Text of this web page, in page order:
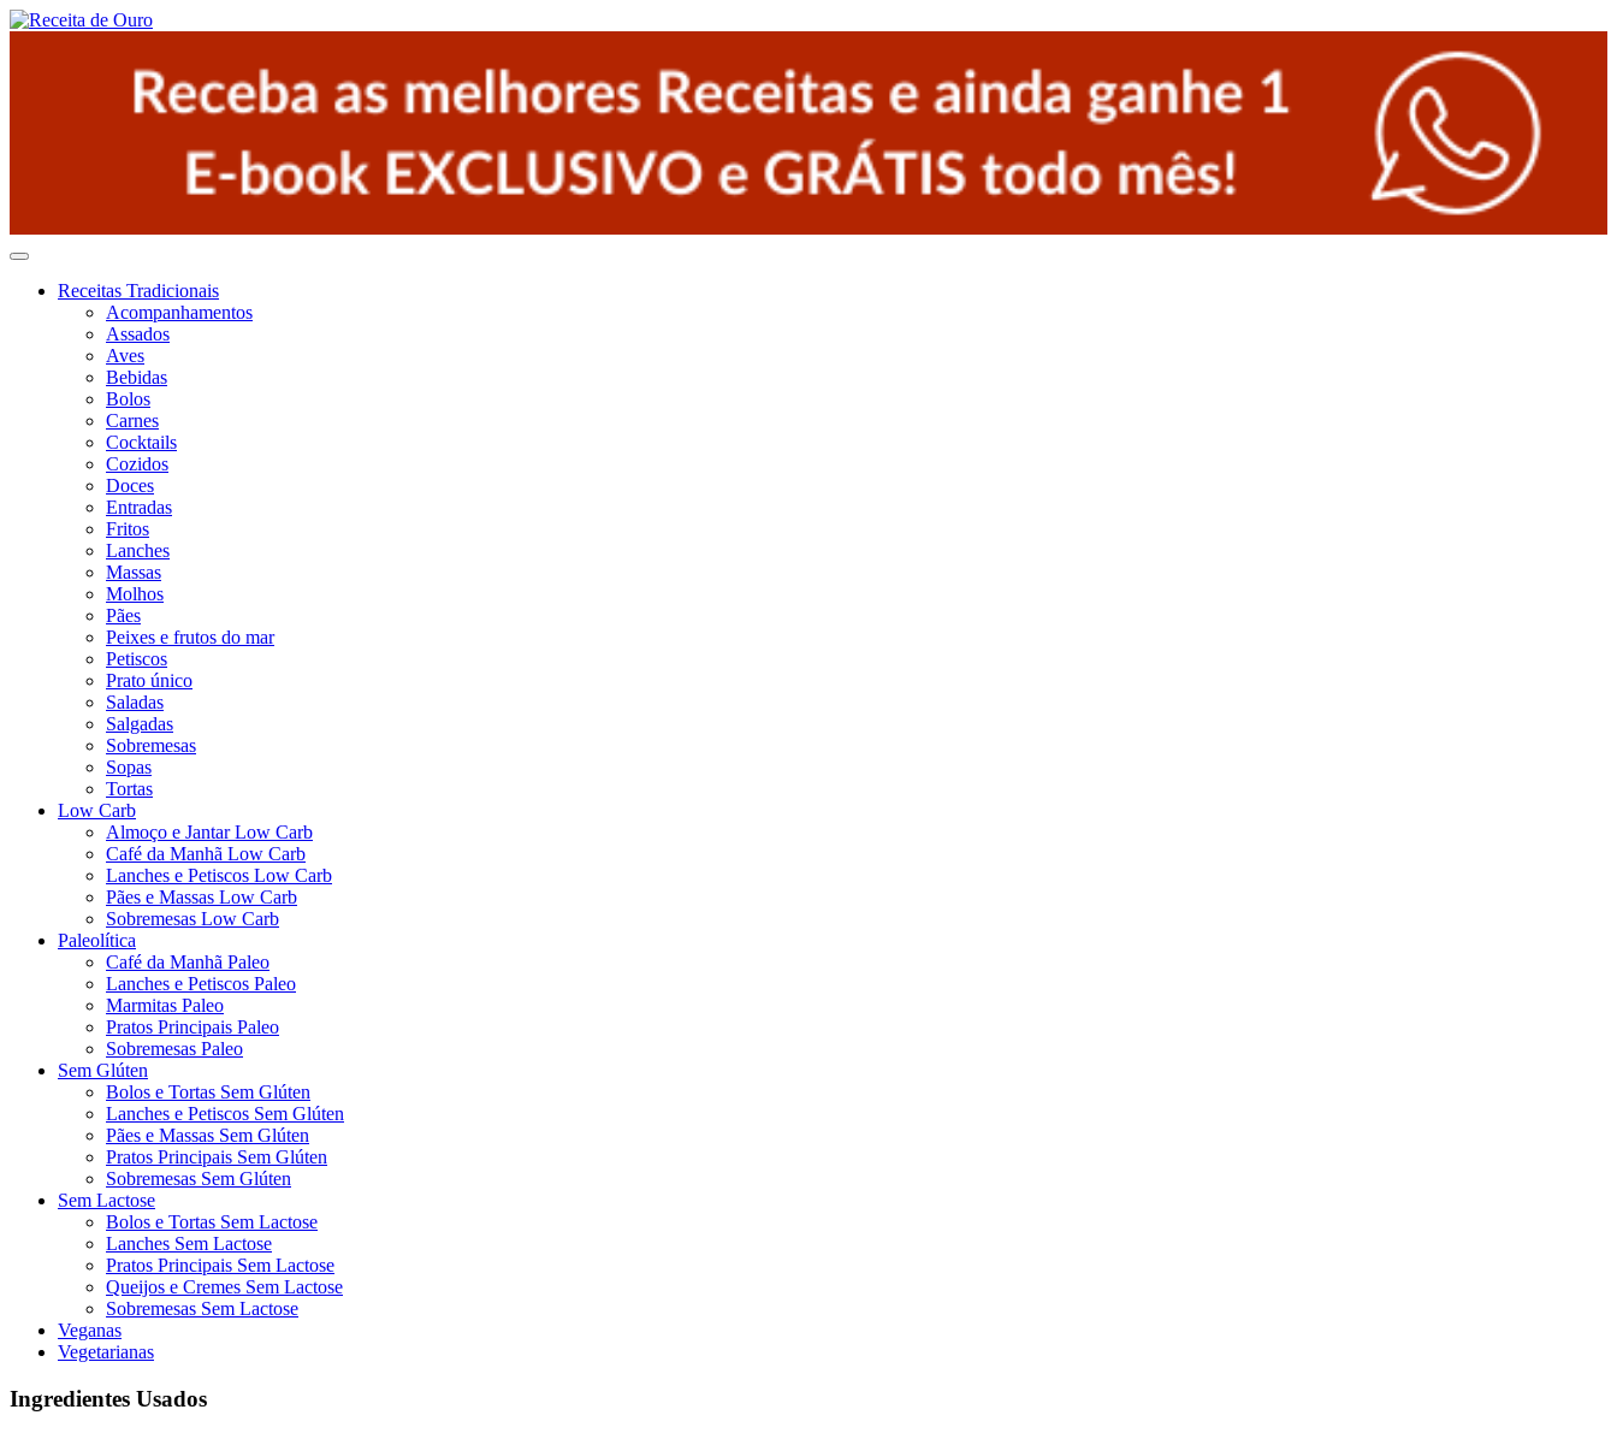
Receitas Tradicionais
Acompanhamentos
Assados
Aves
Bebidas
Bolos
Carnes
Cocktails
Cozidos
Doces
Entradas
Fritos
Lanches
Massas
Molhos
Pães
Peixes e frutos do mar
Petiscos
Prato único
Saladas
Salgadas
Sobremesas
Sopas
Tortas
Low Carb
Almoço e Jantar Low Carb
Café da Manhã Low Carb
Lanches e Petiscos Low Carb
Pães e Massas Low Carb
Sobremesas Low Carb
Paleolítica
Café da Manhã Paleo
Lanches e Petiscos Paleo
Marmitas Paleo
Pratos Principais Paleo
Sobremesas Paleo
Sem Glúten
Bolos e Tortas Sem Glúten
Lanches e Petiscos Sem Glúten
Pães e Massas Sem Glúten
Pratos Principais Sem Glúten
Sobremesas Sem Glúten
Sem Lactose
Bolos e Tortas Sem Lactose
Lanches Sem Lactose
Pratos Principais Sem Lactose
Queijos e Cremes Sem Lactose
Sobremesas Sem Lactose
Veganas
Vegetarianas
Ingredientes Usados